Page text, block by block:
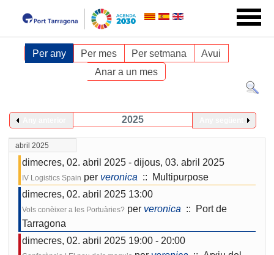
Per any Per mes Per setmana
Avui
Anar a un mes
2025
abril 2025
dimecres, 02. abril 2025 - dijous, 03. abril 2025
IV Logistics Spain per veronica :: Multipurpose
dimecres, 02. abril 2025 13:00
Vols conèixer a les Portuàries? per veronica :: Port de
Tarragona
dimecres, 02. abril 2025 19:00 - 20:00